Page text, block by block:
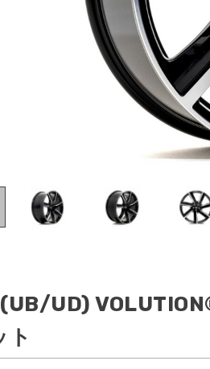
S60/V60/
V60CC(FB/FD)
UD)
ト